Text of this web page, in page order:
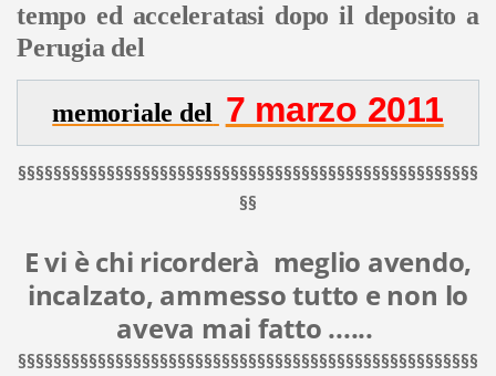
tempo ed acceleratasi dopo il deposito a
Perugia del
memoriale del 7 marzo 2011
§§§§§§§§§§§§§§§§§§§§§§§§§§§§§§§§§§§§§§§§§§§§§§§§§§§§
§§
E vi è chi ricorderà meglio avendo,
incalzato, ammesso tutto e non lo
aveva mai fatto ......
§§§§§§§§§§§§§§§§§§§§§§§§§§§§§§§§§§§§§§§§§§§§§§§§§§§§